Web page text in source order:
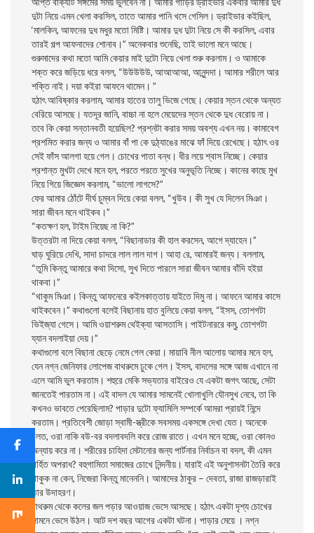
দুটা নিয়ে এমন খেলা করসিল, তাতে আমার পানি খসে গেসিল। ড্রাইভার কইছিল,
‘মালকিন, আফনের দুধ মধুর মতো মিষ্টি। আমার দুধ দুটা নিয়ে সে কী করসিল, এবার
তারই গল্প আফনাদের শোনাব।” অনেকবার শুনেছি, তাই ভালো মনে আছে।
গুরুমাদের কথা মতো আমি কেয়ার মাই দুটো নিয়ে খেলা শুরু করলাম। ও আমাকে
শক্ত করে জড়িয়ে ধরে বলল, “উউউউউ, আআআআ, আনুন্দদা। আমার শরীলে আর
শক্তি নাই। দয়া কইরা আফনে থামেন। ”
হঠাৎ আবিষ্কার করলাম, আমার হাতের তালু ভিজে গেছে। কেয়ার স্তন থেকে অন্যত
বেরিয়ে আসছে। যতদূর জানি, বাচ্চা না হলে মেয়েদের স্তন থেকে দুধ বেরোয় না।
তবে কি কেয়া সন্তানবতী হয়েছিল? প্রশ্নটা করার সময় অবশ্য এখন নয়। কামাবেগ
প্রশমিত করার জন্য ও আমার বাঁ পা কে দুঠ্যাঙের মাঝে ফাঁ দিয়ে রেখেছে। হঠাৎ ওর
সেই ফাঁস আলগা হয়ে গেল। চোখের পাতা বন্ধ। ধীর লয়ে শ্বাস নিচ্ছে। কেয়ার
প্রশান্ত মুখটা দেখে মনে হল, পরতে পরতে সুখের অনুভূতি নিচ্ছে। কানের কাছে মুখ
নিয়ে গিয়ে জিজ্ঞেস করলাম, “ভালো লাগসে?”
ফের আমার ঠোঁটে দীর্ঘ চুম্বন দিয়ে কেয়া বলল, “খুউব। কী সুখ যে দিলেন মিঞা।
সারা জীবন মনে থাইকব।”
“কতক্ষণ হল, টাইম নিয়েছ না কি?”
উত্তরটা না দিয়ে কেয়া বলল, “বিছানাডার কী হাল করসেন, আগে দ্যাহেন।”
ঘাড় ঘুরিয়ে দেখি, সাদা চাদরে লাল লাল দাগ। আহা রে, আমারই জন্য। বললাম,
“তুমি কিন্তু আমারে কথা দিসো, সুখ দিতে পারলে সারা জীবন আমার বাঁদি হইয়া
থাকবা।”
“থাকুম মিঞা। কিন্তু আফনেরে কইলকাত্তায় যাইতে দিমু না। আফনে আমার কাসে
থাইকবেন।” কথাগুলো বলেই বিছানায় হাত বুলিয়ে কেয়া বলল, “ইসস, তোশগটা
ভিইজ্যা গেসে। আমি ওয়াশরুম থেইক্যা আসতাসি। পাইটনাররে কমু, তোশগটা
য্যান বদলাইয়া দেয়।”
কথাগুলো বলে বিছানা ছেড়ে নেমে গেল কেয়া। মায়াবি নীল আলোয় আমার মনে হল,
যেন নগ্ন জেনিফার লোপেজ বাথরুমে ঢুকে গেল। ইসস, বাদলের সঙ্গে আজ এখানে না
এলে আমি ভুল করতাম। শহুরে মেকি সভ্যতার বাইরেও যে একটা জগৎ আছে, সেটা
জানতেই পারতাম না। এই বাদল যে আমার সামনেই খোলাখুলি যৌনসুখ নেবে, তা কি
কখনও ভাবতে পেরেছিলাম? পাড়ার দুটো ফ্যামিলি সম্পর্কে আমরা প্রায়ই নিন্দে
করতাম। প্রতিবেশী জোড়া স্বামী-স্ত্রীকে সবসময় একসঙ্গে দেখা যেত। অনেকে
বলত, ওরা নাকি বউ-বর বদলাবদলি করে রোজ রাতে। এখন মনে হচ্ছে, ওরা কোনও
অন্যায় করে না। শরীরের চাহিদা মেটানোর জন্য পার্টনার নির্বাচন বা বদল, কী এমন
গর্হিত অপরাধ? বহুগামিতা সমাজের চোখে নিন্দনীয়। যারাই এই অনুশাসনটা তৈরি করে
থাকুক না কেন, নিজেরা কিন্তু মানেননি। আমাদের ঠাকুর – দেবতা, রাজা রাজড়ারাই
তার উদাহরণ।
বাথরুম থেকে কলের জল পড়ার আওয়াজ ভেসে আসছে। হঠাৎ একটা দৃশ্য চোখের
সামনে ভেসে উঠল। আট দশ বছর আগের একটা ঘটনা। পাড়ার মেয়ে । নগ্ন